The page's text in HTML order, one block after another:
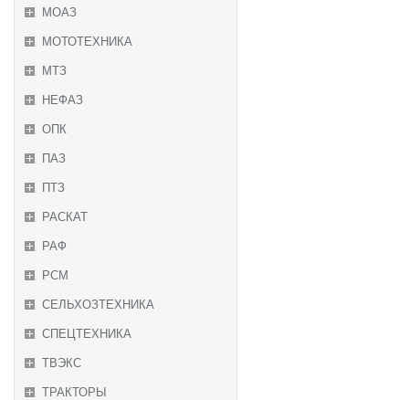
МОАЗ
МОТОТЕХНИКА
МТЗ
НЕФАЗ
ОПК
ПАЗ
ПТЗ
РАСКАТ
РАФ
РСМ
СЕЛЬХОЗТЕХНИКА
СПЕЦТЕХНИКА
ТВЭКС
ТРАКТОРЫ